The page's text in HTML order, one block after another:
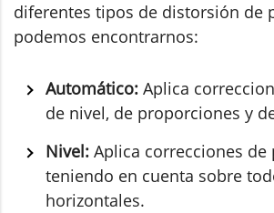
diferentes tipos de distorsión de
podemos encontrarnos:
Automático: Aplica
de nivel, de proporciones y
Nivel: Aplica correcciones de
teniendo en cuenta sobre
horizontales.